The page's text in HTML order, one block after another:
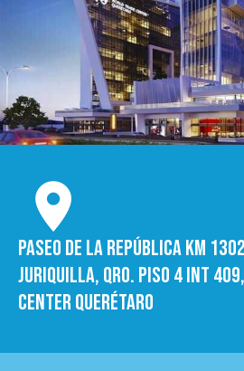
Paseo de la República Km
Juriquilla, Qro. Piso 4 int
Center Querétaro